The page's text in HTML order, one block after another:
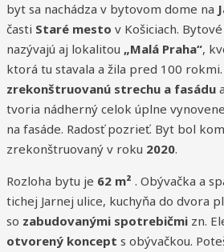
byt sa nachádza v bytovom dome na
časti Staré mesto v Košiciach.
nazývajú aj lokalitou „Malá Praha“,
ktorá tu stavala a žila pred 100
zrekonštruovanú strechu a fasádu
tvoria nádherný celok úplne
na fasáde. Radosť pozrieť. Byt bol
zrekonštruovaný v roku 2020.
Rozloha bytu je 62 m² . Obývačka a
tichej Jarnej ulice, kuchyňa do dvora
so zabudovanými spotrebičmi zn.
otvorený koncept s obývačkou.